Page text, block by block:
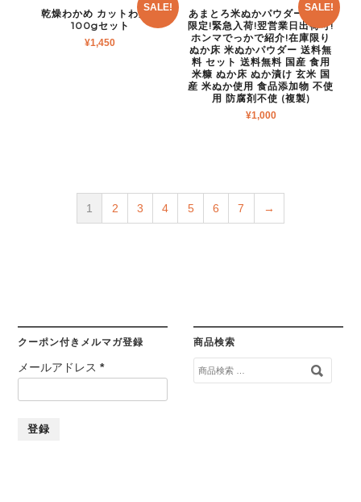
SALE!
乾燥わかめ カットわかめ
100gセット
¥1,450
SALE!
あまとろ米ぬかパウダー 80個
限定!緊急入荷!翌営業日出荷可!
ホンマでっかで紹介!在庫限り
ぬか床 米ぬかパウダー 送料無
料 セット 送料無料 国産 食用
米糠 ぬか床 ぬか漬け 玄米 国
産 米ぬか使用 食品添加物 不使
用 防腐剤不使 (複製)
¥1,000
1 2 3 4 5 6 7 →
クーポン付きメルマガ登録
メールアドレス*
商品検索
検
索